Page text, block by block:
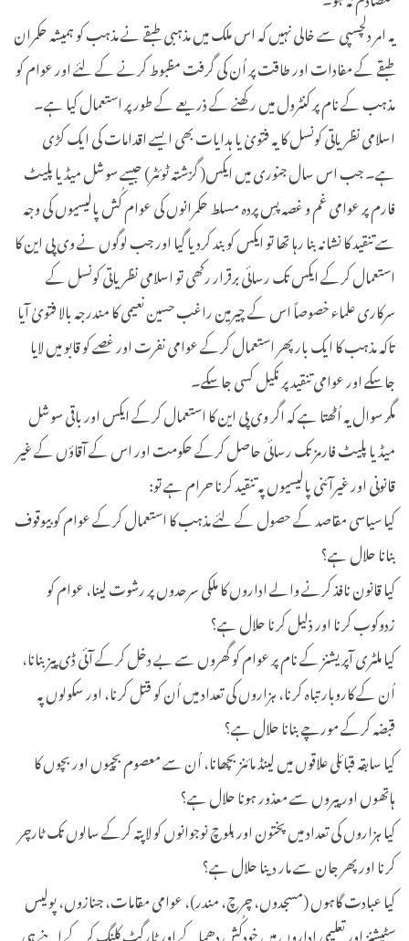
یہ امر دلچسپی سے خالی نہیں کہ اس ملک میں مذہبی طبقے نے مذہب کو ہمیشہ حکمران
طبقے کے مفادات اور طاقت پر اُن کی گرفت مظبوط کرنے کے لئے اور عوام کو
مذہب کے نام پر کنٹرول میں رکھنے کے ذریعے کے طور پر استعمال کیا ہے۔
اسلامی نظریاتی کونسل کا یہ فتویٰ یا ہدایات بھی ایسے اقدامات کی ایک کڑی
ہے۔ جب اس سال جنوری میں ایکس( گزشتہ ٹوئٹر) جیسے سوشل میڈیا پلیٹ
فارم پر عوامی غم و غصہ پسِ پردہ مسلط حکمرانوں کی عوام کُش پالیسیوں کی وجہ
سے تنقید کا نشانہ بنا رہا تھا تو ایکس کو بند کردیا گیا اور جب لوگوں نے وی پی این کا
استعمال کرکے ایکس تک رسائی برقرار رکھی تو اسلامی نظریاتی کونسل کے
سرکاری علماء خصوصاً اس کے چیرمین راغب حسین نعیمی کا مندرجہ بالا فتویٰ آیا
تاکہ مذہب کا ایک بار پھر استعمال کرکے عوامی نفرت اور غصے کو قابو میں لایا
جاسکے اور عوامی تنقید پر نکیل کسی جاسکے۔
مگر سوال یہ اُٹھتا ہے کہ اگر وی پی این کا استعمال کرکے ایکس اور باقی سوشل
میڈیا پلیٹ فارمز تک رسائی حاصل کرکے حکومت اور اس کے آقاؤں کے غیر
قانونی اور غیرآئنی پالیسیوں پہ تنقید کرنا حرام ہے تو:
کیا سیاسی مقاصد کے حصول کے لئے مذہب کا استعمال کرکے عوام کو بیوقوف
بنانا حلال ہے؟
کیا قانون نافذ کرنے والے اداروں کا ملکی سرحدوں پر رشوت لینا، عوام کو
زدوکوب کرنا اور ذلیل کرنا حلال ہے؟
کیا ملٹری آپریشنز کے نام پر عوام کو گھروں سے بے دخل کرکے آئی ڈی پیز بنانا،
اُن کے کاروبار تباہ کرنا، ہزاروں کی تعداد میں اُن کو قتل کرنا، اور سکولوں پہ
قبضہ کرکے مورچے بنانا حلال ہے؟
کیا سابقہ قبائلی علاقوں میں لینڈ مائنز بچھانا، اُن سے معصوم بچیوں اور بچوں کا
ہاتھوں اور پیروں سے معذور ہونا حلال ہے؟
کیا ہزاروں کی تعداد میں پختون اور بلوچ نوجوانوں کو لاپتہ کرکے سالوں تک ٹارچر
کرنا اور پھر جان سے مار دینا حلال ہے؟
کیا عبادت گاہوں (مسجدوں، چرچ، مندر)، عوامی مقامات، جنازوں، پولیس
سٹیشنز اور تعلیمی اداروں میں خودکُش دھماکے اور ٹارگٹ کلنگ کرکے اپنے ہی